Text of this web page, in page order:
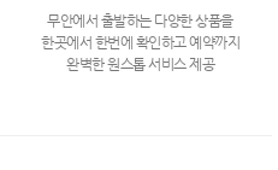
무안에서 출발하는 다양한 상품을
한곳에서 한번에 확인하고 예약까지
완벽한 원스톱 서비스 제공